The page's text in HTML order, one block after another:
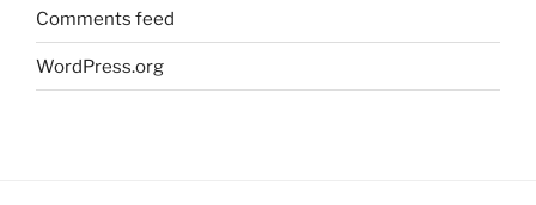
Comments feed
WordPress.org